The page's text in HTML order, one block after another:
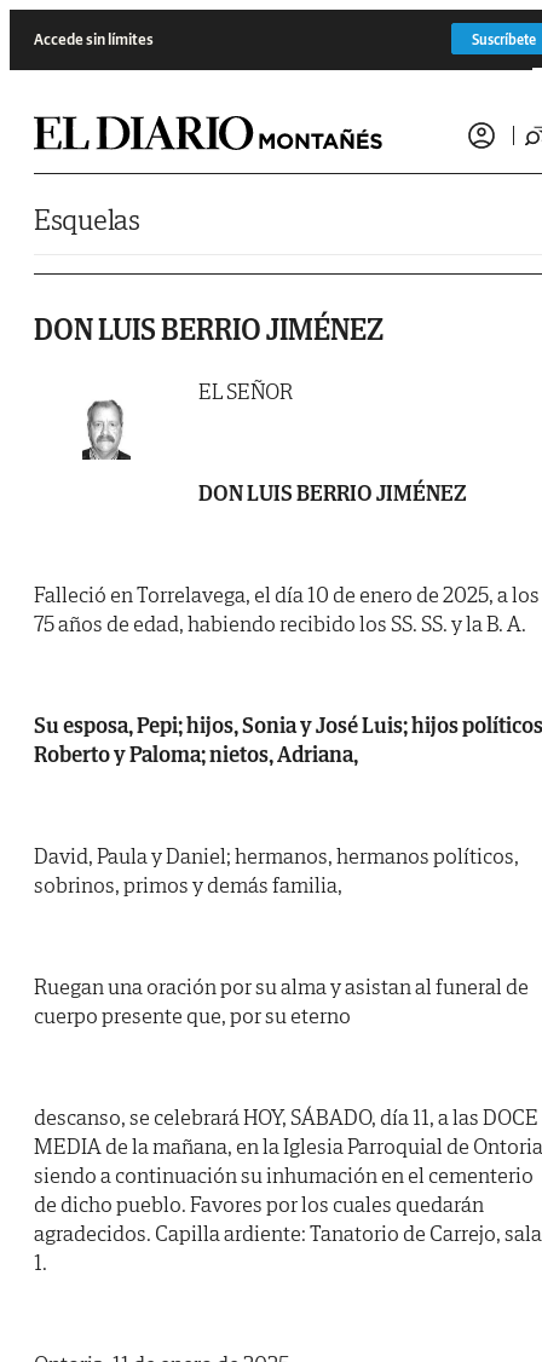
Accede sin límites Suscríbete
Esquelas
DON LUIS BERRIO JIMÉNEZ
EL SEÑOR
DON LUIS BERRIO JIMÉNEZ
Falleció en Torrelavega, el día 10 de enero de 2025, a los
75 años de edad, habiendo recibido los SS. SS. y la B. A.
Su esposa, Pepi; hijos, Sonia y José Luis; hijos
Roberto y Paloma; nietos, Adriana,
David, Paula y Daniel; hermanos, hermanos políticos,
sobrinos, primos y demás familia,
Ruegan una oración por su alma y asistan al funeral de
cuerpo presente que, por su eterno
descanso, se celebrará HOY, SÁBADO, día 11, a las
MEDIA de la mañana, en la Iglesia Parroquial de
siendo a continuación su inhumación en el cementerio
de dicho pueblo. Favores por los cuales quedarán
agradecidos. Capilla ardiente: Tanatorio de Carrejo, sala
1.